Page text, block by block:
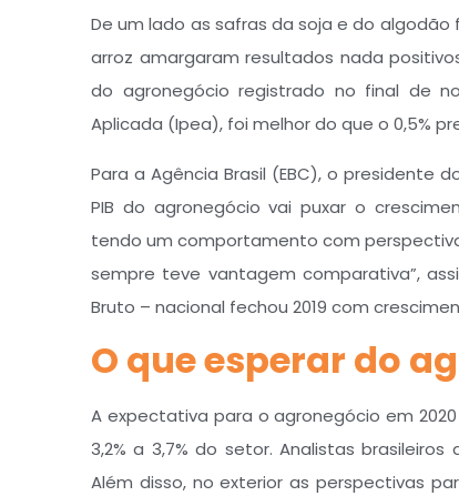
De um lado as safras da soja e do
arroz amargaram resultados nada
do agronegócio registrado no final de
Aplicada (Ipea), foi melhor do que o 0,5%
Para a Agência Brasil (EBC), o presidente
PIB do agronegócio vai puxar o
tendo um comportamento com
sempre teve vantagem comparativa”,
Bruto – nacional fechou 2019 com
O que esperar do
A expectativa para o agronegócio em
3,2% a 3,7% do setor. Analistas
Além disso, no exterior as perspectivas